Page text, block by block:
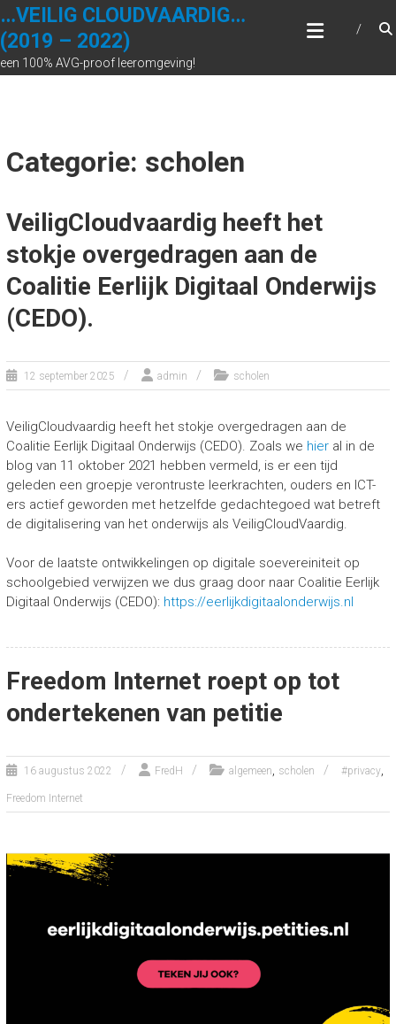
naar
de
inhoud
…VEILIG CLOUDVAARDIG…
(2019 – 2022)
een 100% AVG-proof leeromgeving!
Categorie: scholen
VeiligCloudvaardig heeft het
stokje overgedragen aan de
Coalitie Eerlijk Digitaal Onderwijs
(CEDO).
12 september 2025 admin scholen
VeiligCloudvaardig heeft het stokje overgedragen aan de
Coalitie Eerlijk Digitaal Onderwijs (CEDO). Zoals we hieral in de
blog van 11 oktober 2021 hebben vermeld, is er een tijd
geleden een groepje verontruste leerkrachten, ouders en ICT-
ers actief geworden met hetzelfde gedachtegoed wat betreft
de digitalisering van het onderwijs als VeiligCloudVaardig.
Voor de laatste ontwikkelingen op digitale soevereiniteit op
schoolgebied verwijzen we dus graag door naar Coalitie Eerlijk
Digitaal Onderwijs (CEDO): https://eerlijkdigitaalonderwijs.nl
Freedom Internet roept op tot
ondertekenen van petitie
16 augustus 2022 FredH algemeen, scholen #privacy,
Freedom Internet